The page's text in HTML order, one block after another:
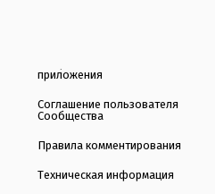
приложения
Соглашение пользователя
Сообщества
Правила комментирования
Техническая информация